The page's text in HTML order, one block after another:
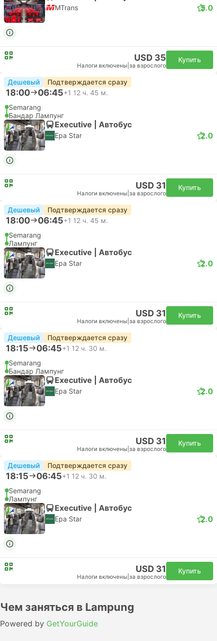
MTrans 5.0
USD 35
Налоги включены за взрослого
Купить
Дешевый Подтверждается сразу
18:00 06:45+1 12 ч. 45 м.
Semarang
Бандар Лампунг
Executive | Автобус
Epa Star 2.0
USD 31
Налоги включены за взрослого
Купить
Дешевый Подтверждается сразу
18:00 06:45+1 12 ч. 45 м.
Semarang
Лампунг
Executive | Автобус
Epa Star 2.0
USD 31
Налоги включены за взрослого
Купить
Дешевый Подтверждается сразу
18:15 06:45+1 12 ч. 30 м.
Semarang
Бандар Лампунг
Executive | Автобус
Epa Star 2.0
USD 31
Налоги включены за взрослого
Купить
Дешевый Подтверждается сразу
18:15 06:45+1 12 ч. 30 м.
Semarang
Лампунг
Executive | Автобус
Epa Star 2.0
USD 31
Налоги включены за взрослого
Купить
Чем заняться в Lampung
Powered by GetYourGuide